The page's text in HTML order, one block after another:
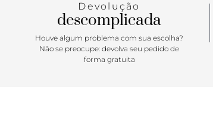
Devolução
descomplicada
Houve algum problema com sua escolha?
Não se preocupe: devolva seu pedido de
forma gratuita